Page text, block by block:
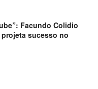
Facundo Colidio
sucesso no